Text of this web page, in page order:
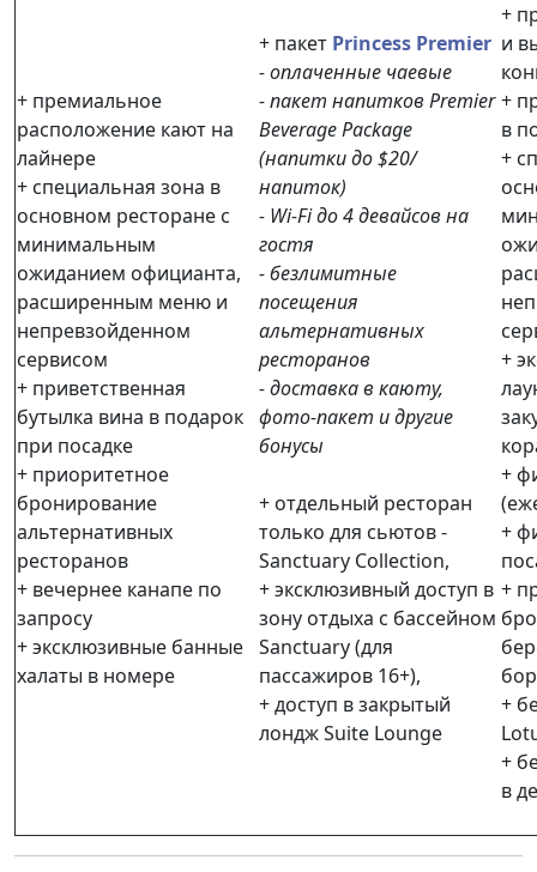
+ премиальное
расположение кают на
лайнере
+ специальная зона в
основном ресторане с
минимальным
ожиданием официанта,
расширенным меню и
непревзойденном
сервисом
+ приветственная
бутылка вина в подарок
при посадке
+ приоритетное
бронирование
альтернативных
ресторанов
+ вечернее канапе по
запросу
+ эксклюзивные банные
халаты в номере
+ пакет Princess Premier
- оплаченные чаевые
- пакет напитков Premier
Beverage Package
(напитки до $20/
напиток)
- Wi-Fi до 4 девайсов на
гостя
- безлимитные
посещения
альтернативных
ресторанов
- доставка в каюту,
фото-пакет и другие
бонусы
+ отдельный ресторан
только для сьютов -
Sanctuary Collection,
+ эксклюзивный доступ в
зону отдыха с бассейном
Sanctuary (для
пассажиров 16+),
+ доступ в закрытый
лондж Suite Lounge
+
и
+
в
+
+
+
+
+
+
+
в